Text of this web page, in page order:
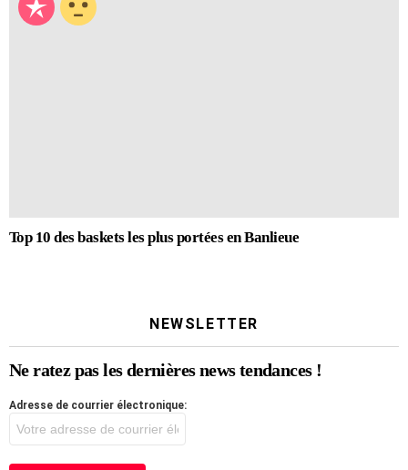
Top 10 des baskets les plus portées en Banlieue
NEWSLETTER
Ne ratez pas les dernières news tendances !
Adresse de courrier électronique: